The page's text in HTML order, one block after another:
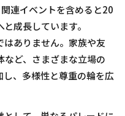
連イベントを含めると20
成長しています。
ありません。家族や友
など、さまざまな立場の
し、多様性と尊重の輪を広